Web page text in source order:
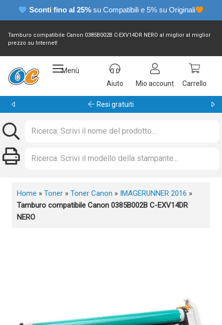
Sconti fino al 25% su Compatibili e 5% su Originali
Tamburo compatibile Canon 0385B002B C-EXV14DR NERO al miglior al miglior
prezzo su Internet!
Menù
Aiuto
Mio account Carrello
Garanzia 24 mesi
Home » Toner » Toner Canon » IMAGERUNNER 2016 »
Tamburo compatibile Canon 0385B002B C-EXV14DR
NERO